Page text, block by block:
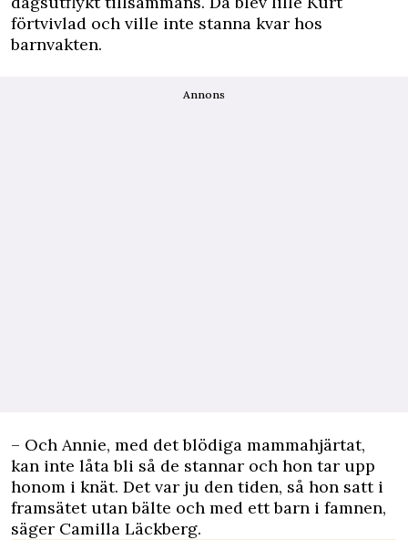
förtvivlad och ville inte stanna kvar hos
barnvakten.
Annons
– Och Annie, med det blödiga mammahjärtat,
kan inte låta bli så de stannar och hon tar upp
honom i knät. Det var ju den tiden, så hon satt i
framsätet utan bälte och med ett barn i famnen,
säger Camilla Läckberg.